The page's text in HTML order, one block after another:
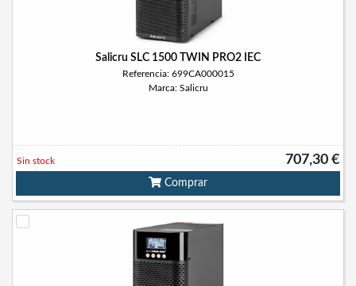
Salicru SLC 1500 TWIN PRO2 IEC
Referencia: 699CA000015
Marca: Salicru
707,30 €
Sin stock
Comprar